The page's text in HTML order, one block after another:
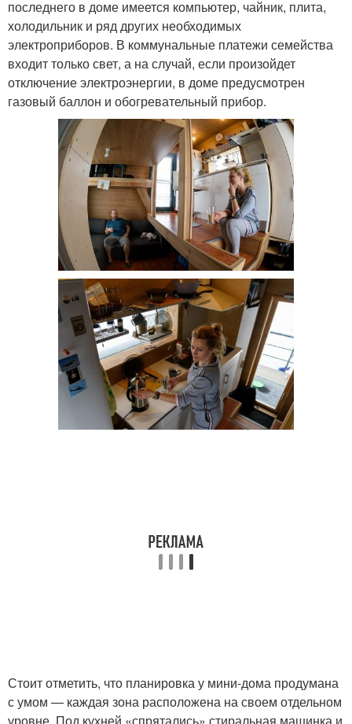
последнего в доме имеется компьютер, чайник, плита,
холодильник и ряд других необходимых
электроприборов. В коммунальные платежи семейства
входит только свет, а на случай, если произойдет
отключение электроэнергии, в доме предусмотрен
газовый баллон и обогревательный прибор.
Стоит отметить, что планировка у мини-дома продумана
с умом — каждая зона расположена на своем отдельном